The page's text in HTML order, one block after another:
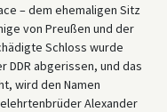
– dem ehemaligen Sitz
von Preußen und der
Schloss wurde
DDR abgerissen, und das
wird den Namen
Alexander